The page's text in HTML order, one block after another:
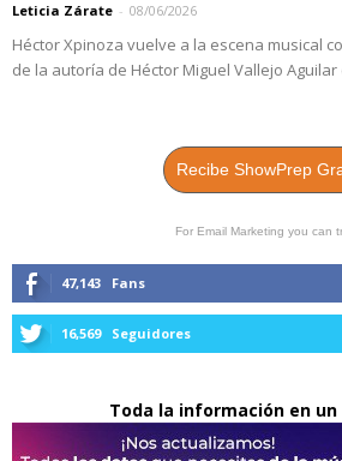
Leticia Zárate - 08/06/2026
Héctor Xpinoza vuelve a la escena musical
de la autoría de Héctor Miguel Vallejo
Recibe ShowPrep
For Email Marketing you can
47,143 Fans
16,569 Seguidores
Toda la información en